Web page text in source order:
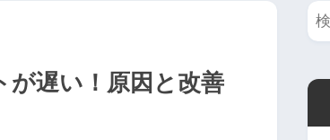
が遅い！原因と改善